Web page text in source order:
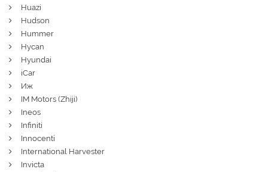
Huazi
Hudson
Hummer
Hycan
Hyundai
iCar
Иж
IM Motors (Zhiji)
Ineos
Infiniti
Innocenti
International Harvester
Invicta